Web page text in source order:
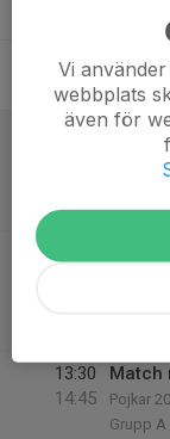
12:00
Match
Pojkar
Pojkar
13:30
14:45
Match
Pojkar
Grupp
Vi
webbplats
även för